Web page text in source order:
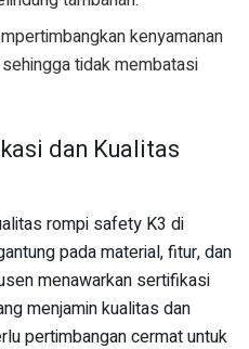
kenyamanan
tidak membatasi
dan Kualitas
rompi safety K3 di
pada material, fitur, dan
menawarkan sertifikasi
menjamin kualitas dan
pertimbangan cermat untuk